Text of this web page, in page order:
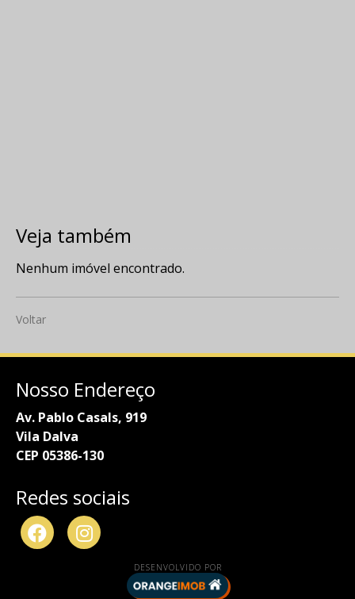
Veja também
Nenhum imóvel encontrado.
Voltar
Nosso Endereço
Av. Pablo Casals, 919
Vila Dalva
CEP 05386-130
Redes sociais
DESENVOLVIDO POR